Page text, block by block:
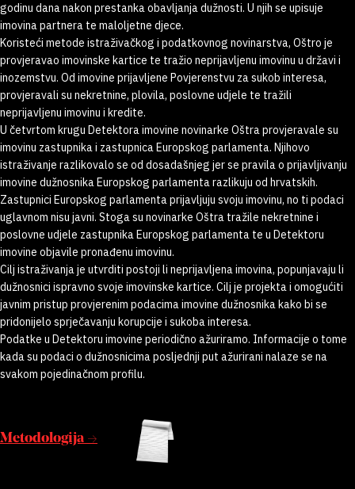
godinu dana nakon prestanka obavljanja dužnosti. U njih se upisuje
imovina partnera te maloljetne djece.
Koristeći metode istraživačkog i podatkovnog novinarstva, Oštro je
provjeravao imovinske kartice te tražio neprijavljenu imovinu u državi i
inozemstvu. Od imovine prijavljene Povjerenstvu za sukob interesa,
provjeravali su nekretnine, plovila, poslovne udjele te tražili
neprijavljenu imovinu i kredite.
U četvrtom krugu Detektora imovine novinarke Oštra provjeravale su
imovinu zastupnika i zastupnica Europskog parlamenta. Njihovo
istraživanje razlikovalo se od dosadašnjeg jer se pravila o prijavljivanju
imovine dužnosnika Europskog parlamenta razlikuju od hrvatskih.
Zastupnici Europskog parlamenta prijavljuju svoju imovinu, no ti podaci
uglavnom nisu javni. Stoga su novinarke Oštra tražile nekretnine i
poslovne udjele zastupnika Europskog parlamenta te u Detektoru
imovine objavile pronađenu imovinu.
Cilj istraživanja je utvrditi postoji li neprijavljena imovina, popunjavaju li
dužnosnici ispravno svoje imovinske kartice. Cilj je projekta i omogućiti
javnim pristup provjerenim podacima imovine dužnosnika kako bi se
pridonijelo sprječavanju korupcije i sukoba interesa.
Podatke u Detektoru imovine periodično ažuriramo. Informacije o tome
kada su podaci o dužnosnicima posljednji put ažurirani nalaze se na
svakom pojedinačnom profilu.
Metodologija →